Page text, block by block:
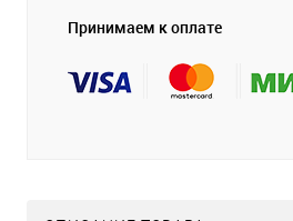
Принимаем к оплате